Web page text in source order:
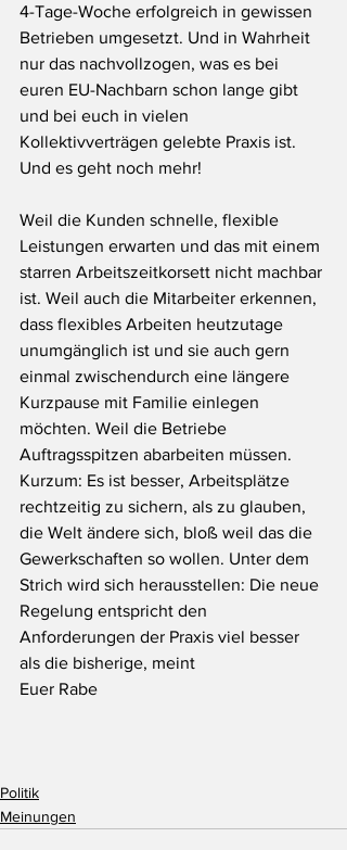
4-Tage-Woche erfolgreich in gewissen
Betrieben umgesetzt. Und in Wahrheit
nur das nachvollzogen, was es bei
euren EU-Nachbarn schon lange gibt
und bei euch in vielen
Kollektivverträgen gelebte Praxis ist.
Und es geht noch mehr!
Weil die Kunden schnelle, flexible
Leistungen erwarten und das mit einem
starren Arbeitszeitkorsett nicht machbar
ist. Weil auch die Mitarbeiter erkennen,
dass flexibles Arbeiten heutzutage
unumgänglich ist und sie auch gern
einmal zwischendurch eine längere
Kurzpause mit Familie einlegen
möchten. Weil die Betriebe
Auftragsspitzen abarbeiten müssen.
Kurzum: Es ist besser, Arbeitsplätze
rechtzeitig zu sichern, als zu glauben,
die Welt ändere sich, bloß weil das die
Gewerkschaften so wollen. Unter dem
Strich wird sich herausstellen: Die neue
Regelung entspricht den
Anforderungen der Praxis viel besser
als die bisherige, meint
Euer Rabe
Politik
Meinungen